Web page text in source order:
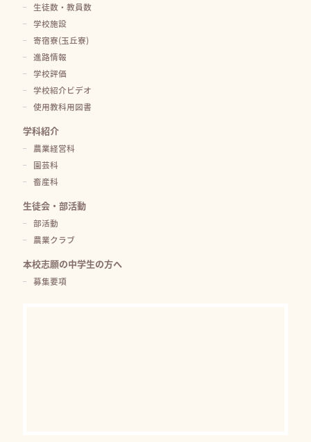
生徒数・教員数
学校施設
寄宿寮(玉丘寮)
進路情報
学校評価
学校紹介ビデオ
使用教科用図書
学科紹介
農業経営科
園芸科
畜産科
生徒会・部活動
部活動
農業クラブ
本校志願の中学生の方へ
募集要項